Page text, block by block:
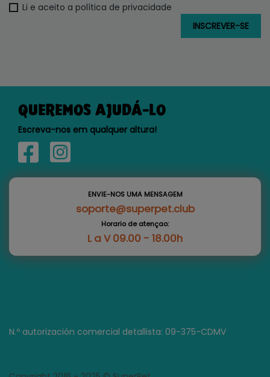
Li e aceito a política de privacidade
QUEREMOS AJUDÁ-LO
Escreva-nos em qualquer altura!
ENVIE-NOS UMA MENSAGEM
soporte@superpet.club
Horario de atençao:
L a V 09.00 - 18.00h
N.º autorización comercial detallista: 09-375-CDMV